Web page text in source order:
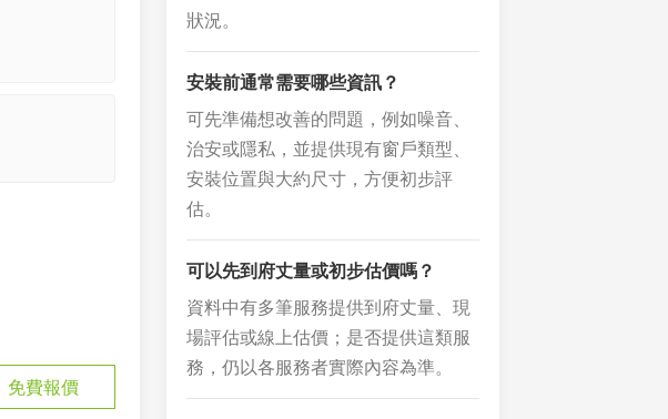
免費報價
狀況。
安裝前通常需要哪些資訊？
可先準備想改善的問題，例如噪音、
治安或隱私，並提供現有窗戶類型、
安裝位置與大約尺寸，方便初步評
估。
可以先到府丈量或初步估價嗎？
資料中有多筆服務提供到府丈量、現
場評估或線上估價；是否提供這類服
務，仍以各服務者實際內容為準。